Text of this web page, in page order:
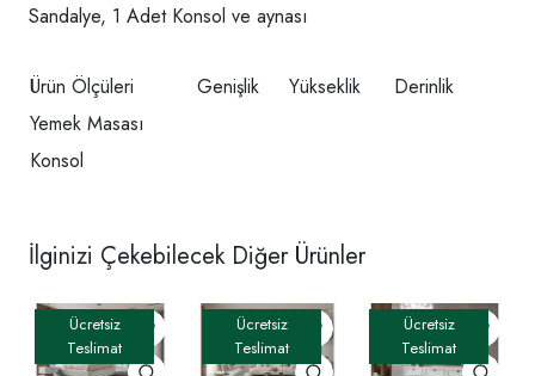
Sandalye, 1 Adet Konsol ve aynası
Ürün Ölçüleri Genişlik Yükseklik
Derinlik
Yemek Masası
Konsol
İlginizi Çekebilecek Diğer Ürünler